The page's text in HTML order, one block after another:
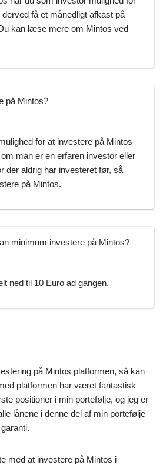
få et månedligt afkast på
kan læse mere om Mintos ved
på Mintos?
for at investere på Mintos
man er en erfaren investor eller
der aldrig har investeret før, så
på Mintos.
minimum investere på Mintos?
ned til 10 Euro ad gangen.
på Mintos platformen, så kan
platformen har været fantastisk
positioner i min portefølje, og jeg er
lånene i denne del af min portefølje
med at investere på Mintos i